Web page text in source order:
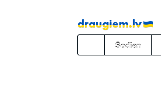
Pāriet
uz
saturu
Šodien